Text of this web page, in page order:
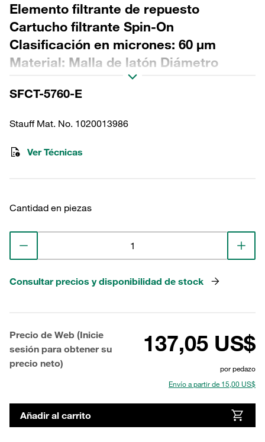
Elemento filtrante de repuesto
Cartucho filtrante Spin-On
Clasificación en micrones: 60 µm
Material: Malla de latón Diámetro
exterior (mm): 98 Longitud (mm): 190
Sellado: NBR, relación β >2
SFCT-5760-E
Stauff Mat. No. 1020013986
Ver Técnicas
Cantidad en piezas
Consultar precios y disponibilidad de stock
Precio de Web (Inicie
sesión para obtener su
precio neto)
137,05 US$
por pedazo
Envío a partir de 15,00 US$
Añadir al carrito